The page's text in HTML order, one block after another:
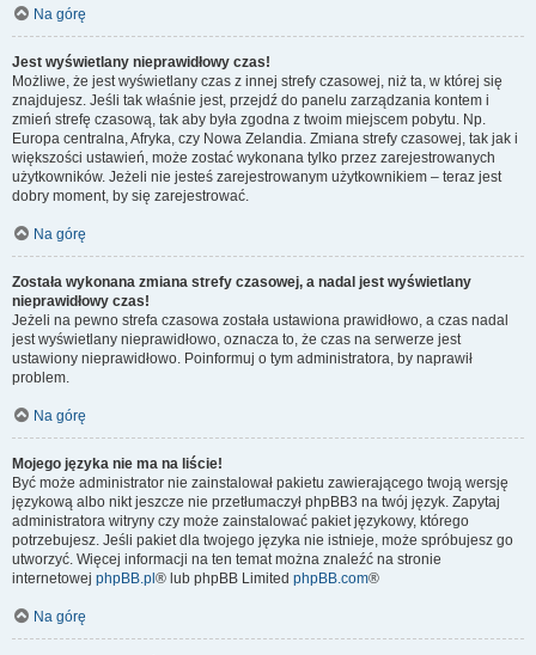
Na górę
Jest wyświetlany nieprawidłowy czas!
Możliwe, że jest wyświetlany czas z innej strefy czasowej, niż ta, w której się
znajdujesz. Jeśli tak właśnie jest, przejdź do panelu zarządzania kontem i
zmień strefę czasową, tak aby była zgodna z twoim miejscem pobytu. Np.
Europa centralna, Afryka, czy Nowa Zelandia. Zmiana strefy czasowej, tak jak i
większości ustawień, może zostać wykonana tylko przez zarejestrowanych
użytkowników. Jeżeli nie jesteś zarejestrowanym użytkownikiem – teraz jest
dobry moment, by się zarejestrować.
Na górę
Została wykonana zmiana strefy czasowej, a nadal jest wyświetlany
nieprawidłowy czas!
Jeżeli na pewno strefa czasowa została ustawiona prawidłowo, a czas nadal
jest wyświetlany nieprawidłowo, oznacza to, że czas na serwerze jest
ustawiony nieprawidłowo. Poinformuj o tym administratora, by naprawił
problem.
Na górę
Mojego języka nie ma na liście!
Być może administrator nie zainstalował pakietu zawierającego twoją wersję
językową albo nikt jeszcze nie przetłumaczył phpBB3 na twój język. Zapytaj
administratora witryny czy może zainstalować pakiet językowy, którego
potrzebujesz. Jeśli pakiet dla twojego języka nie istnieje, może spróbujesz go
utworzyć. Więcej informacji na ten temat można znaleźć na stronie
internetowej phpBB.pl ® lub phpBB Limited phpBB.com®
Na górę